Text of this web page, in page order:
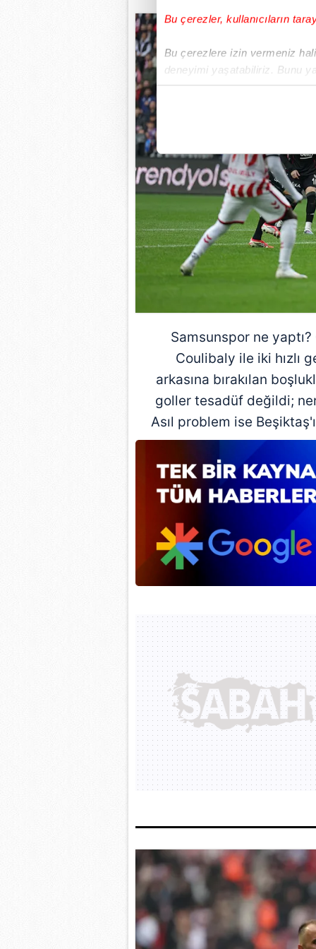
Bu çerezler, kullanıcıların
Bu çerezlere izin vermeniz
deneyimi yaşatabiliriz. Bunu
içerikleri sunabilmek adına
Her halükârda, kullanıcılar,
Sizlere daha iyi bir hizmet
çerezler vasıtasıyla çeşitli
amacıyla kullanılmaktadır.
reklam/pazarlama faaliyetlerinin
Çerezlere ilişkin tercihlerinizi
butonuna tıklayabilir,
Çerez
Samsunspor ne
Coulibaly ile iki hızlı
arkasına bırakılan
goller tesadüf değildi;
Asıl problem ise